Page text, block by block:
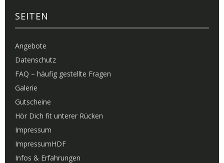
SEITEN
Angebote
Datenschutz
FAQ – häufig gestellte Fragen
Galerie
Gutscheine
Hör Dich fit unterer Rücken
Impressum
ImpressumHDF
Infos & Erfahrungen